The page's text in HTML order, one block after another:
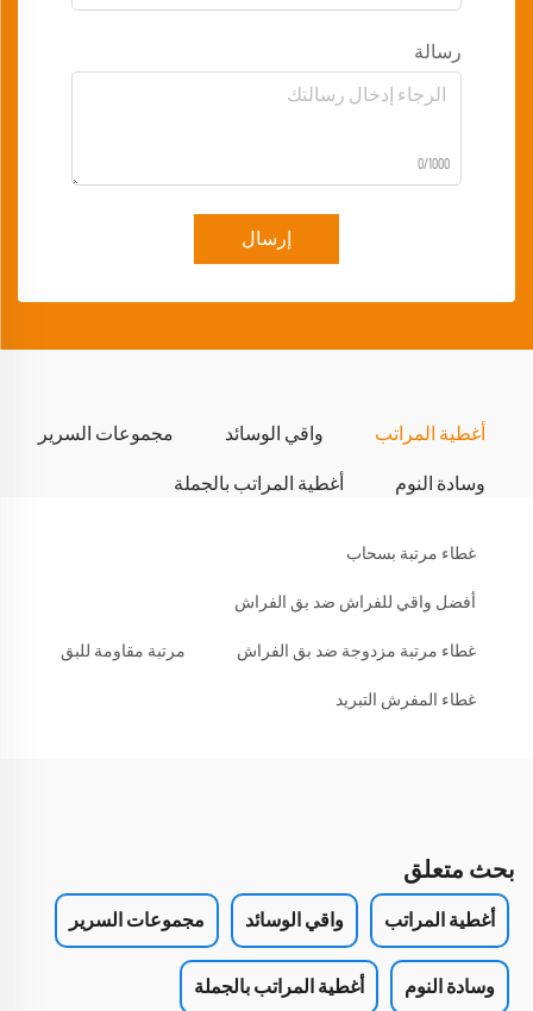
رسالة
0/1000
إرسال
أغطية المراتب واقي الوسائد مجموعات السرير
وسادة النوم أغطية المراتب بالجملة
غطاء مرتبة بسحاب
أفضل واقي للفراش ضد بق الفراش
غطاء مرتبة مزدوجة ضد بق الفراش مرتبة مقاومة للبق
غطاء المفرش التبريد
بحث متعلق
أغطية المراتب واقي الوسائد مجموعات السرير
وسادة النوم أغطية المراتب بالجملة